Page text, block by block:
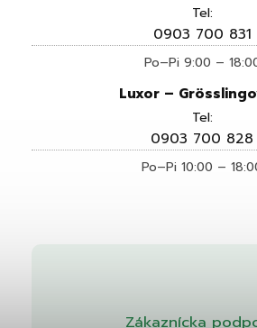
Zákaznícka
Tel:
0903 700 831
Po–Pi 9:00 –
Luxor –
Tel:
0903 700 828
Po–Pi 10:00 –